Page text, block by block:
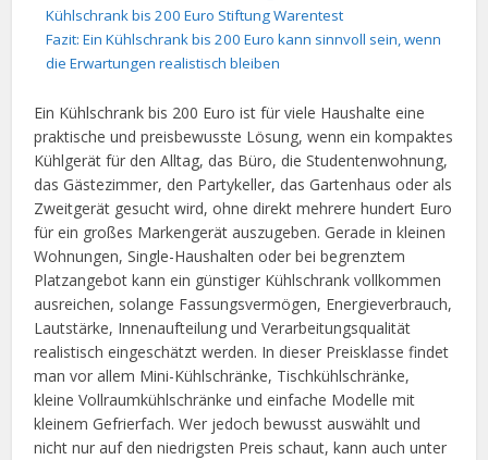
Kühlschrank bis 200 Euro Stiftung Warentest
Fazit: Ein Kühlschrank bis 200 Euro kann sinnvoll sein, wenn
die Erwartungen realistisch bleiben
Ein Kühlschrank bis 200 Euro ist für viele Haushalte eine
praktische und preisbewusste Lösung, wenn ein kompaktes
Kühlgerät für den Alltag, das Büro, die Studentenwohnung,
das Gästezimmer, den Partykeller, das Gartenhaus oder als
Zweitgerät gesucht wird, ohne direkt mehrere hundert Euro
für ein großes Markengerät auszugeben. Gerade in kleinen
Wohnungen, Single-Haushalten oder bei begrenztem
Platzangebot kann ein günstiger Kühlschrank vollkommen
ausreichen, solange Fassungsvermögen, Energieverbrauch,
Lautstärke, Innenaufteilung und Verarbeitungsqualität
realistisch eingeschätzt werden. In dieser Preisklasse findet
man vor allem Mini-Kühlschränke, Tischkühlschränke,
kleine Vollraumkühlschränke und einfache Modelle mit
kleinem Gefrierfach. Wer jedoch bewusst auswählt und
nicht nur auf den niedrigsten Preis schaut, kann auch unter